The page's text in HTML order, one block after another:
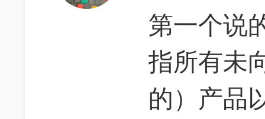
第一个说
指所有未
的）产品